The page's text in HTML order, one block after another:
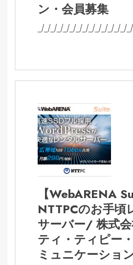
ン・会員募集
_/_/_/_/_/_/_/_/_/_/_/_/_/_/
【WebARENA
NTTPCのお手頃
サーバー/ 株式会
ティ・ティピー
ミュニケーショ